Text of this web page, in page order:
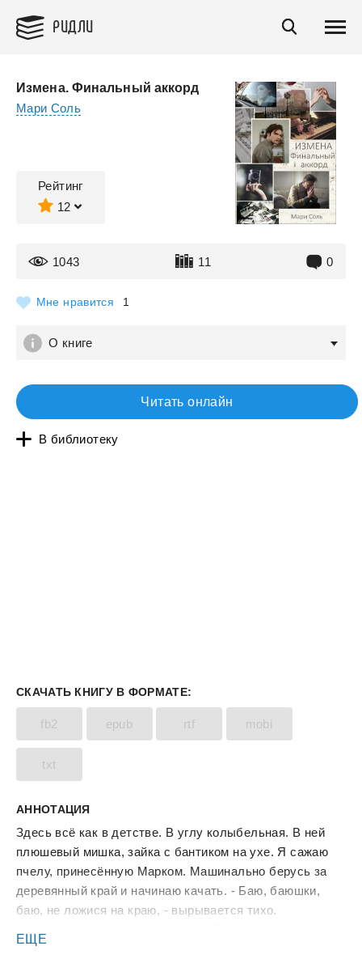
РИДЛИ
Измена. Финальный аккорд
Мари Соль
Рейтинг
12
1043 11 0
Мне нравится 1
О книге
Читать онлайн
В библиотеку
СКАЧАТЬ КНИГУ В ФОРМАТЕ:
fb2 epub rtf mobi
txt
АННОТАЦИЯ
Здесь всё как в детстве. В углу колыбельная. В ней
плюшевый мишка, зайка с бантиком на ухе. Я сажаю
пчелу, принесённую Марком. Машинально берусь за
деревянный край и начинаю качать. - Баю, баюшки,
баю, не ложися на краю, - вырывается тихо.
знаю одно. Я рожу малыша. И я буду любить его
ЕЩЕ